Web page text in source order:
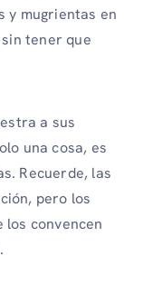
y mugrientas en
tener que
a sus
una cosa, es
Recuerde, las
pero los
los convencen